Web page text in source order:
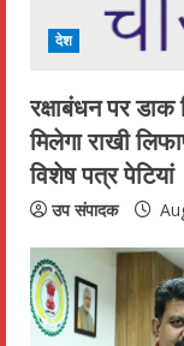
n
g
देश
रक्षाबंधन पर
मिलेगा राखी
विशेष पत्र पेटियां
उप संपादक